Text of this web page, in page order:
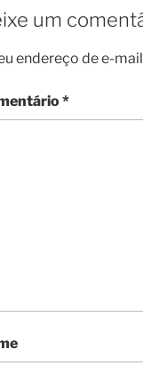
um
endereço de e-
*